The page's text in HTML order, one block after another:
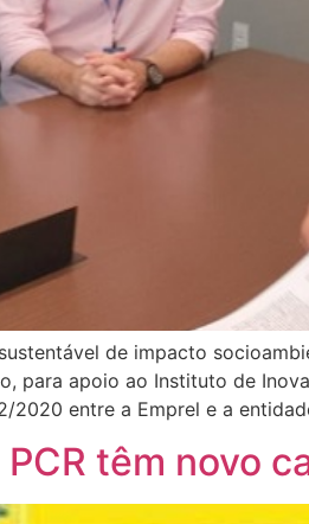
de impacto
para apoio ao Instituto de
2020 entre a Emprel e a
têm novo